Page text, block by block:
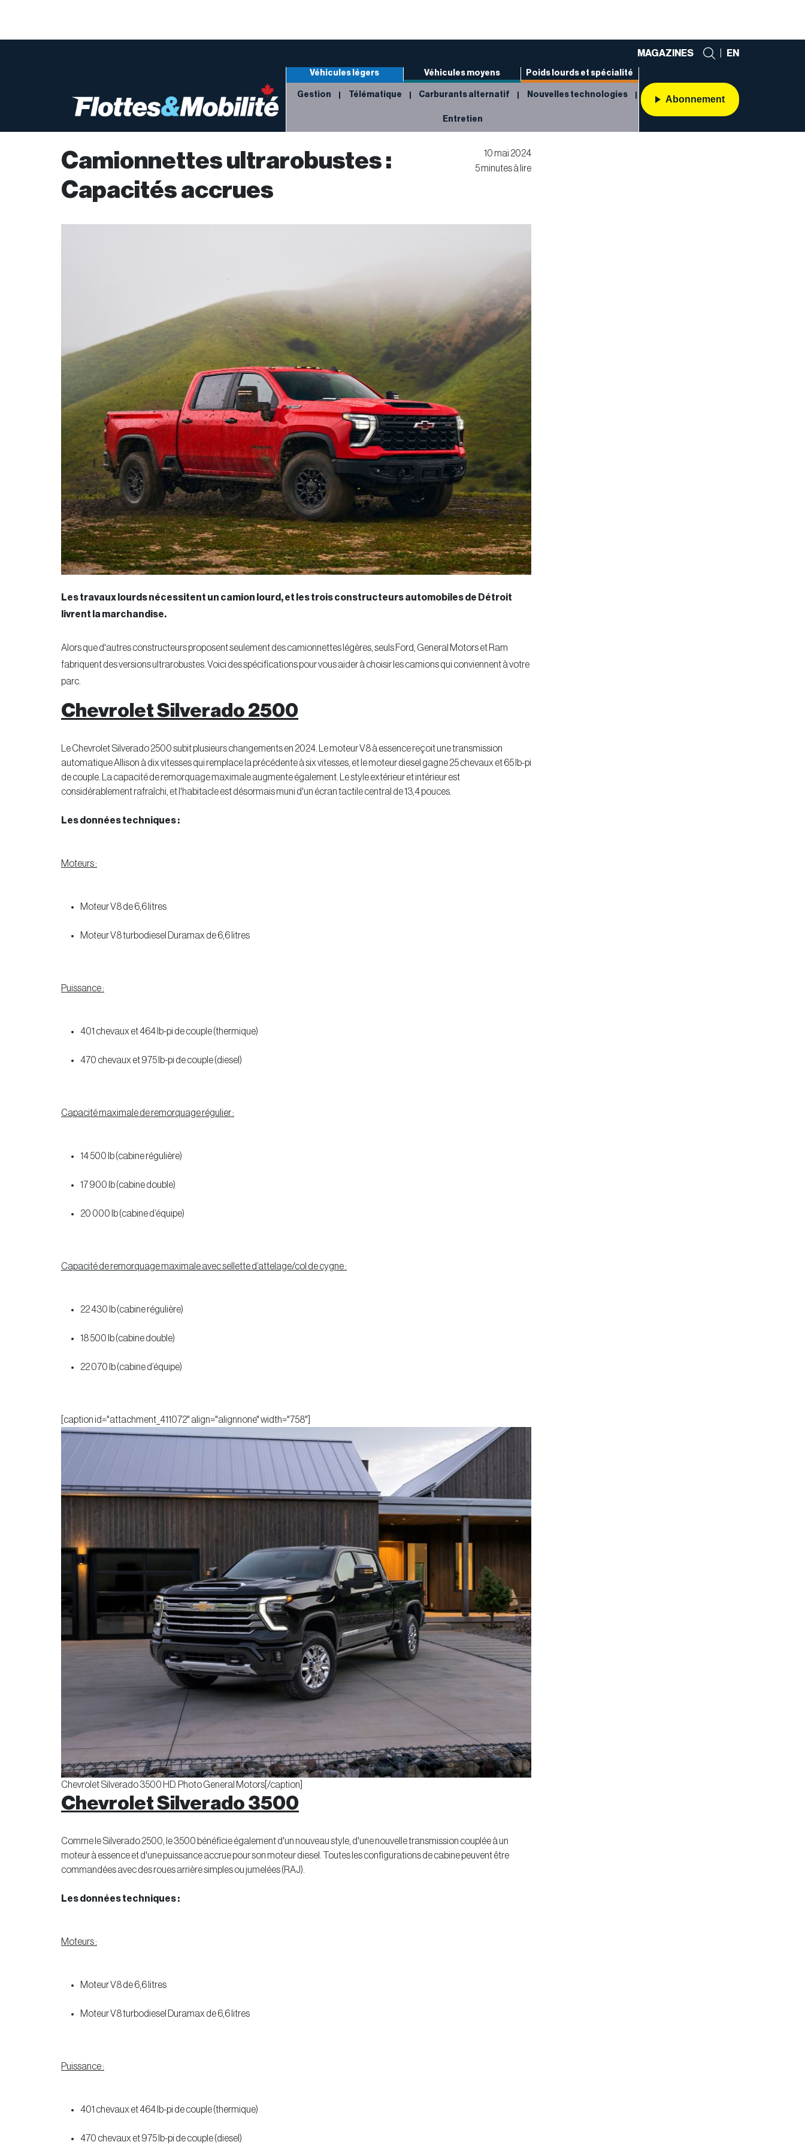
MAGAZINES EN
Véhicules légers Véhicules moyens Poids lourds et spécialité
Gestion Télématique Carburants alternatif Nouvelles technologies
Entretien
Abonnement
Camionnettes ultrarobustes :
Capacités accrues
10 mai 2024
5 minutes à lire
Les travaux lourds nécessitent un camion lourd, et les trois constructeurs automobiles de Détroit
livrent la marchandise.
Alors que d'autres constructeurs proposent seulement des camionnettes légères, seuls Ford, General Motors et Ram
fabriquent des versions ultrarobustes. Voici des spécifications pour vous aider à choisir les camions qui conviennent à votre
parc.
Chevrolet Silverado 2500
Le Chevrolet Silverado 2500 subit plusieurs changements en 2024. Le moteur V8 à essence reçoit une transmission
automatique Allison à dix vitesses qui remplace la précédente à six vitesses, et le moteur diesel gagne 25 chevaux et 65 lb-pi
de couple. La capacité de remorquage maximale augmente également. Le style extérieur et intérieur est
considérablement rafraîchi, et l'habitacle est désormais muni d'un écran tactile central de 13,4 pouces.
Les données techniques :
Moteurs :
Moteur V8 de 6,6 litres
Moteur V8 turbodiesel Duramax de 6,6 litres
Puissance :
401 chevaux et 464 lb-pi de couple (thermique)
470 chevaux et 975 lb-pi de couple (diesel)
Capacité maximale de remorquage régulier :
14 500 lb (cabine régulière)
17 900 lb (cabine double)
20 000 lb (cabine d’équipe)
Capacité de remorquage maximale avec sellette d’attelage/col de cygne :
22 430 lb (cabine régulière)
18 500 lb (cabine double)
22 070 lb (cabine d’équipe)
[caption id="attachment_411072" align="alignnone" width="758"]
Chevrolet Silverado 3500 HD. Photo General Motors[/caption]
Chevrolet Silverado 3500
Comme le Silverado 2500, le 3500 bénéficie également d'un nouveau style, d'une nouvelle transmission couplée à un
moteur à essence et d'une puissance accrue pour son moteur diesel. Toutes les configurations de cabine peuvent être
commandées avec des roues arrière simples ou jumelées (RAJ).
Les données techniques :
Moteurs :
Moteur V8 de 6,6 litres
Moteur V8 turbodiesel Duramax de 6,6 litres
Puissance :
401 chevaux et 464 lb-pi de couple (thermique)
470 chevaux et 975 lb-pi de couple (diesel)